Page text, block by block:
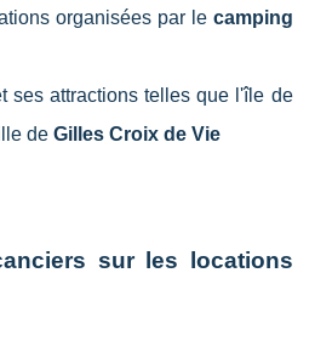
organisées par le camping
ses attractions telles que l'île de
de Gilles Croix de Vie
sur les locations